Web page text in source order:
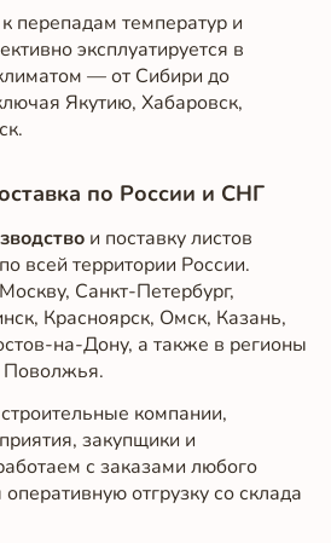
перепадам температур и
эксплуатируется в
— от Сибири до
Якутию, Хабаровск,
по России и СНГ
и поставку листов
всей территории России.
Санкт-Петербург,
Красноярск, Омск, Казань,
на-Дону, а также в регионы
Поволжья.
компании,
закупщики и
с заказами любого
отгрузку со склада